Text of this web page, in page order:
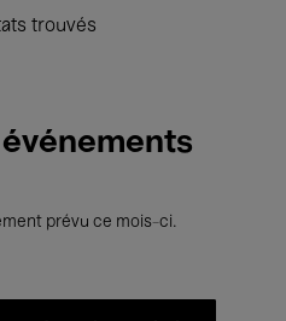
trouvés
prévu ce mois-ci.